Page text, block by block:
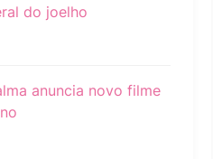
do joelho
anuncia novo filme